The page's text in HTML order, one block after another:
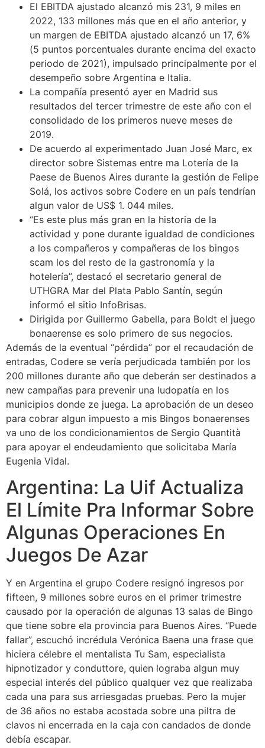
El EBITDA ajustado alcanzó mis 231, 9 miles en
2022, 133 millones más que en el año anterior, y
un margen de EBITDA ajustado alcanzó un 17, 6%
(5 puntos porcentuales durante encima del exacto
periodo de 2021), impulsado principalmente por el
desempeño sobre Argentina e Italia.
La compañía presentó ayer en Madrid sus
resultados del tercer trimestre de este año con el
consolidado de los primeros nueve meses de
2019.
De acuerdo al experimentado Juan José Marc, ex
director sobre Sistemas entre ma Lotería de la
Paese de Buenos Aires durante la gestión de Felipe
Solá, los activos sobre Codere en un país tendrían
algun valor de US$ 1. 044 miles.
“Es este plus más gran en la historia de la
actividad y pone durante igualdad de condiciones
a los compañeros y compañeras de los bingos
scam los del resto de la gastronomía y la
hotelería”, destacó el secretario general de
UTHGRA Mar del Plata Pablo Santín, según
informó el sitio InfoBrisas.
Dirigida por Guillermo Gabella, para Boldt el juego
bonaerense es solo primero de sus negocios.
Además de la eventual “pérdida” por el recaudación de
entradas, Codere se vería perjudicada también por los
200 millones durante año que deberán ser destinados a
new campañas para prevenir una ludopatía en los
municipios donde ze juega. La aprobación de un deseo
para cobrar algun impuesto a mis Bingos bonaerenses
va uno de los condicionamientos de Sergio Quantità
para apoyar el endeudamiento que solicitaba María
Eugenia Vidal.
Argentina: La Uif Actualiza
El Límite Pra Informar Sobre
Algunas Operaciones En
Juegos De Azar
Y en Argentina el grupo Codere resignó ingresos por
fifteen, 9 millones sobre euros en el primer trimestre
causado por la operación de algunas 13 salas de Bingo
que tiene sobre ela provincia para Buenos Aires. “Puede
fallar”, escuchó incrédula Verónica Baena una frase que
hiciera célebre el mentalista Tu Sam, especialista
hipnotizador y conduttore, quien lograba algun muy
especial interés del público qualquer vez que realizaba
cada una para sus arriesgadas pruebas. Pero la mujer
de 36 años no estaba acostada sobre una piltra de
clavos ni encerrada en la caja con candados de donde
debía escapar.